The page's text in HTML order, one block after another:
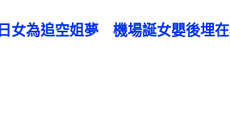
日女為追空姐夢　機場誕女嬰後埋